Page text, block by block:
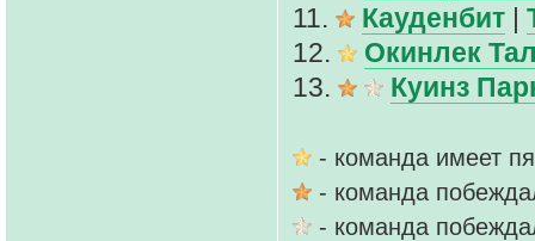
11.
Кауденбит |
12.
Окинлек
13.
Куинз
- команда имеет
- команда
- команда